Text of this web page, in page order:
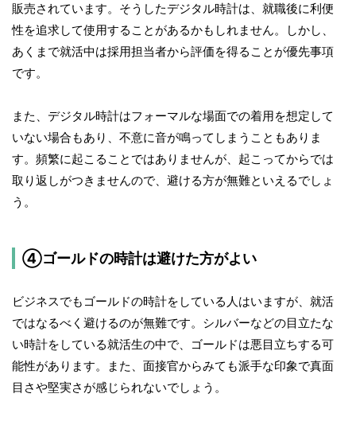
販売されています。そうしたデジタル時計は、就職後に利便
性を追求して使用することがあるかもしれません。しかし、
あくまで就活中は採用担当者から評価を得ることが優先事項
です。
また、デジタル時計はフォーマルな場面での着用を想定して
いない場合もあり、不意に音が鳴ってしまうこともありま
す。頻繁に起こることではありませんが、起こってからでは
取り返しがつきませんので、避ける方が無難といえるでしょ
う。
④ゴールドの時計は避けた方がよい
ビジネスでもゴールドの時計をしている人はいますが、就活
ではなるべく避けるのが無難です。シルバーなどの目立たな
い時計をしている就活生の中で、ゴールドは悪目立ちする可
能性があります。また、面接官からみても派手な印象で真面
目さや堅実さが感じられないでしょう。